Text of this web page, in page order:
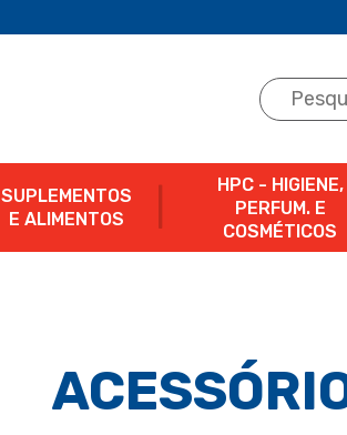
SUPLEMENTOS
E ALIMENTOS
HPC - HIGIENE,
PERFUM. E
COSMÉTICOS